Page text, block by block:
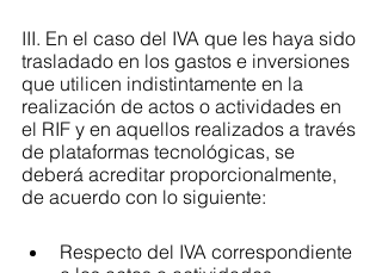
III. En el caso del IVA que les haya sido
trasladado en los gastos e inversiones
que utilicen indistintamente en la
realización de actos o actividades en
el RIF y en aquellos realizados a través
de plataformas tecnológicas, se
deberá acreditar proporcionalmente,
de acuerdo con lo siguiente:
Respecto del IVA correspondiente